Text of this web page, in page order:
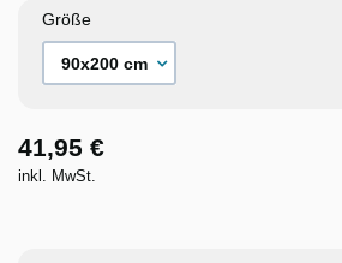
Größe
41,95 €
inkl. MwSt.